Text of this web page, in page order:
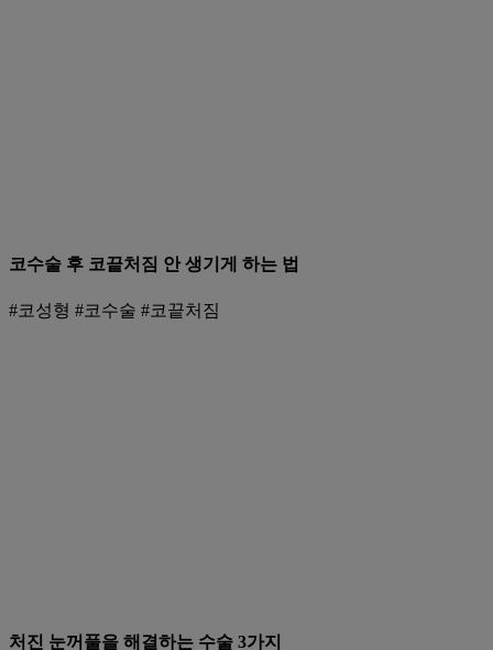
코수술 후 코끝처짐 안 생기게 하는 법
#코성형 #코수술 #코끝처짐
처진 눈꺼풀을 해결하는 수술 3가지